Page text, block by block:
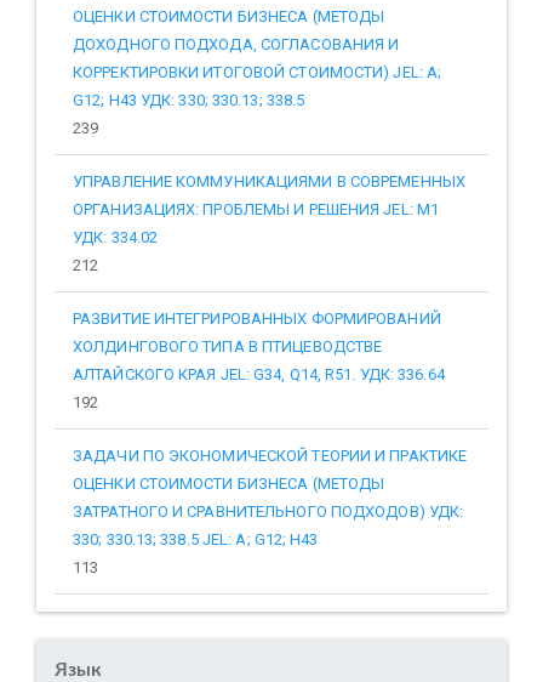
ОЦЕНКИ СТОИМОСТИ БИЗНЕСА (МЕТОДЫ
ДОХОДНОГО ПОДХОДА, СОГЛАСОВАНИЯ И
КОРРЕКТИРОВКИ ИТОГОВОЙ СТОИМОСТИ) JEL: A;
G12; H43 УДК: 330; 330.13; 338.5
239
УПРАВЛЕНИЕ КОММУНИКАЦИЯМИ В СОВРЕМЕННЫХ
ОРГАНИЗАЦИЯХ: ПРОБЛЕМЫ И РЕШЕНИЯ JEL: M1
УДК: 334.02
212
РАЗВИТИЕ ИНТЕГРИРОВАННЫХ ФОРМИРОВАНИЙ
ХОЛДИНГОВОГО ТИПА В ПТИЦЕВОДСТВЕ
АЛТАЙСКОГО КРАЯ JEL: G34, Q14, R51. УДК: 336.64
192
ЗАДАЧИ ПО ЭКОНОМИЧЕСКОЙ ТЕОРИИ И ПРАКТИКЕ
ОЦЕНКИ СТОИМОСТИ БИЗНЕСА (МЕТОДЫ
ЗАТРАТНОГО И СРАВНИТЕЛЬНОГО ПОДХОДОВ) УДК:
330; 330.13; 338.5 JEL: A; G12; H43
113
Язык